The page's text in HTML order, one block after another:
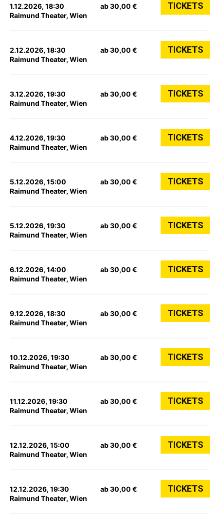
1.12.2026, 18:30
Raimund Theater, Wien
ab 30,00 € TICKETS
2.12.2026, 18:30
Raimund Theater, Wien
ab 30,00 € TICKETS
3.12.2026, 19:30
Raimund Theater, Wien
ab 30,00 € TICKETS
4.12.2026, 19:30
Raimund Theater, Wien
ab 30,00 € TICKETS
5.12.2026, 15:00
Raimund Theater, Wien
ab 30,00 € TICKETS
5.12.2026, 19:30
Raimund Theater, Wien
ab 30,00 € TICKETS
6.12.2026, 14:00
Raimund Theater, Wien
ab 30,00 € TICKETS
9.12.2026, 18:30
Raimund Theater, Wien
ab 30,00 € TICKETS
10.12.2026, 19:30
Raimund Theater, Wien
ab 30,00 € TICKETS
11.12.2026, 19:30
Raimund Theater, Wien
ab 30,00 € TICKETS
12.12.2026, 15:00
Raimund Theater, Wien
ab 30,00 € TICKETS
12.12.2026, 19:30
Raimund Theater, Wien
ab 30,00 € TICKETS